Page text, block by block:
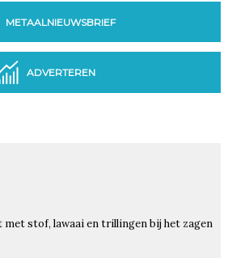
METAALNIEUWSBRIEF
ADVERTEREN
met stof, lawaai en trillingen bij het zagen